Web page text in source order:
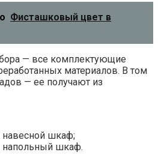
Фисташковый цвет в
— все комплектующие
материалов. В том
— ее получают из
навесной шкаф;
напольный шкаф.